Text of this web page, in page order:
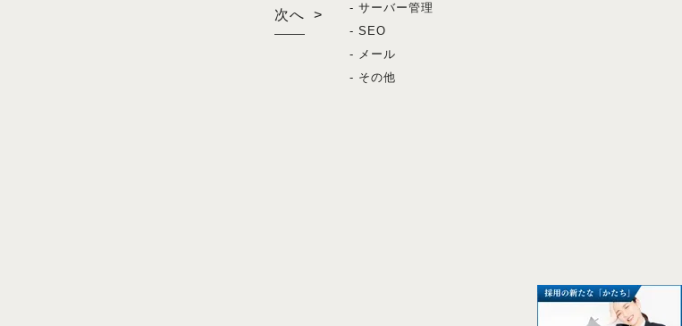
次へ >
- サーバー管理
- SEO
- メール
- その他